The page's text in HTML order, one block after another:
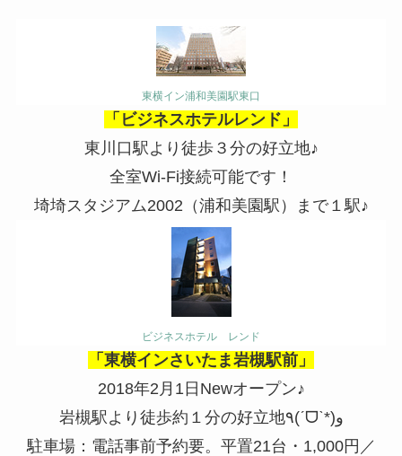
東横イン浦和美園駅東口
「ビジネスホテルレンド」
東川口駅より徒歩３分の好立地♪
全室Wi-Fi接続可能です！
埼埼スタジアム2002（浦和美園駅）まで１駅♪
ビジネスホテル レンド
「東横インさいたま岩槻駅前」
2018年2月1日Newオープン♪
岩槻駅より徒歩約１分の好立地٩(ˊᗜˋ*)و
駐車場：電話事前予約要。平置21台・1,000円／